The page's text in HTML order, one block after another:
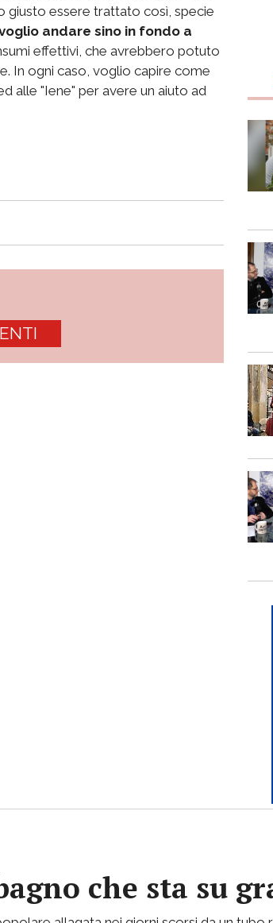
giusto essere trattato così, specie
andare sino in fondo a
effettivi, che avrebbero potuto
In ogni caso, voglio capire come
alle "Iene" per avere un aiuto ad
che sta su